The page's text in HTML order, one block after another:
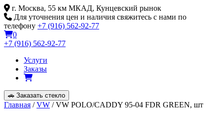
Skip
to
content
г. Москва, 55 км МКАД, Кунцевский рынок
Для уточнения цен и наличия свяжитесь с нами по
телефону +7 (916) 562-92-77
0
+7 (916) 562-92-77
Услуги
Заказы
🚗 Заказать стекло
Главная /VW / VW POLO/CADDY 95-04 FDR GREEN, шт